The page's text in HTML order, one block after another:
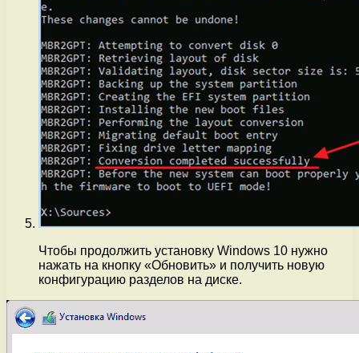
Чтобы продолжить установку Windows 10 нужно
нажать на кнопку «Обновить» и получить новую
конфигурацию разделов на диске.